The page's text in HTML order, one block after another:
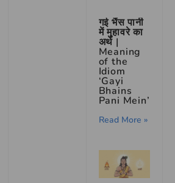
गई भैंस पानी
में मुहावरे का
अर्थ |
Meaning
of the
Idiom
‘Gayi
Bhains
Pani Mein’
Read More »